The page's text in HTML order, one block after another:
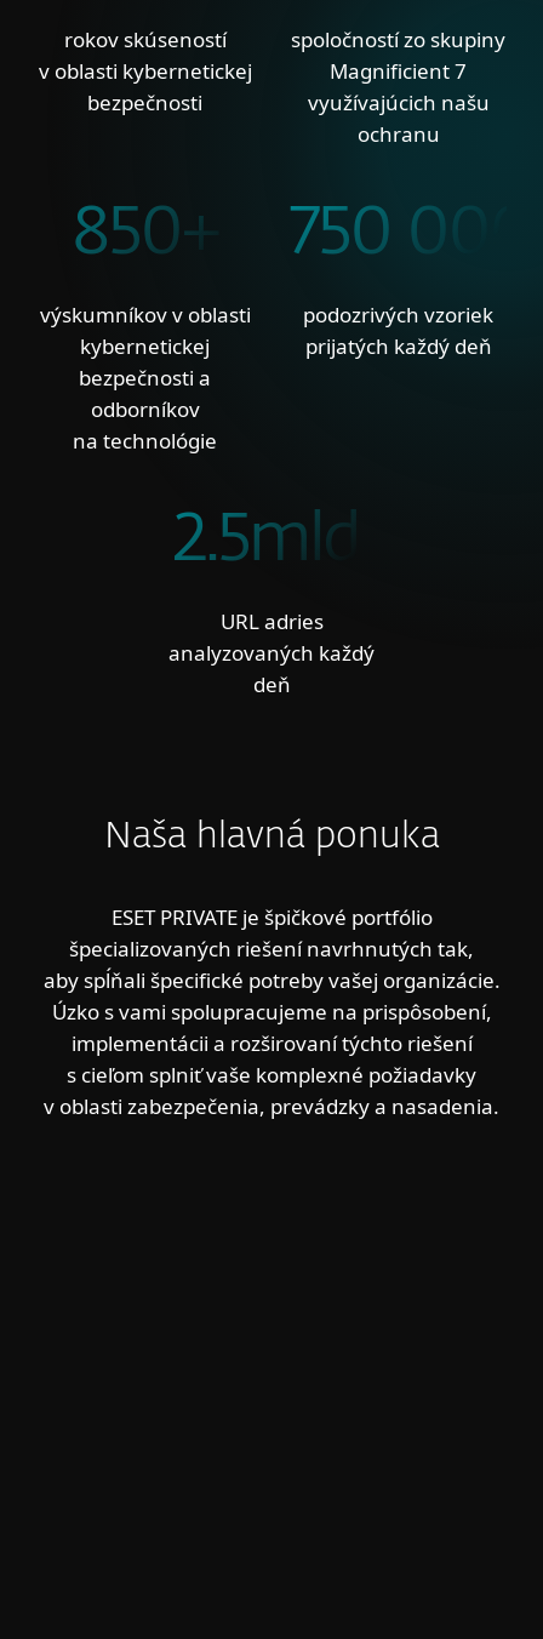
rokov skúseností
v oblasti kybernetickej
bezpečnosti
spoločností zo skupiny
Magnificient 7
využívajúcich našu
ochranu
850+
výskumníkov v oblasti
kybernetickej
bezpečnosti a
odborníkov
na technológie
750 000
podozrivých vzoriek
prijatých každý deň
2.5mld.
URL adries
analyzovaných každý
deň
Naša hlavná ponuka
ESET PRIVATE je špičkové portfólio
špecializovaných riešení navrhnutých tak,
aby spĺňali špecifické potreby vašej organizácie.
Úzko s vami spolupracujeme na prispôsobení,
implementácii a rozširovaní týchto riešení
s cieľom splniť vaše komplexné požiadavky
v oblasti zabezpečenia, prevádzky a nasadenia.